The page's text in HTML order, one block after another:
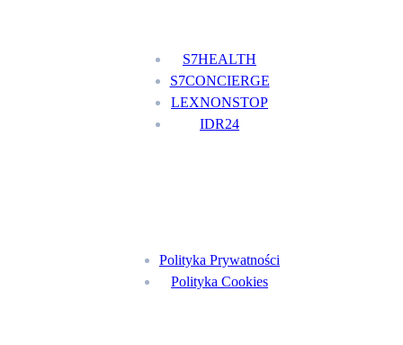
S7HEALTH
S7CONCIERGE
LEXNONSTOP
IDR24
Polityka Prywatności
Polityka Cookies